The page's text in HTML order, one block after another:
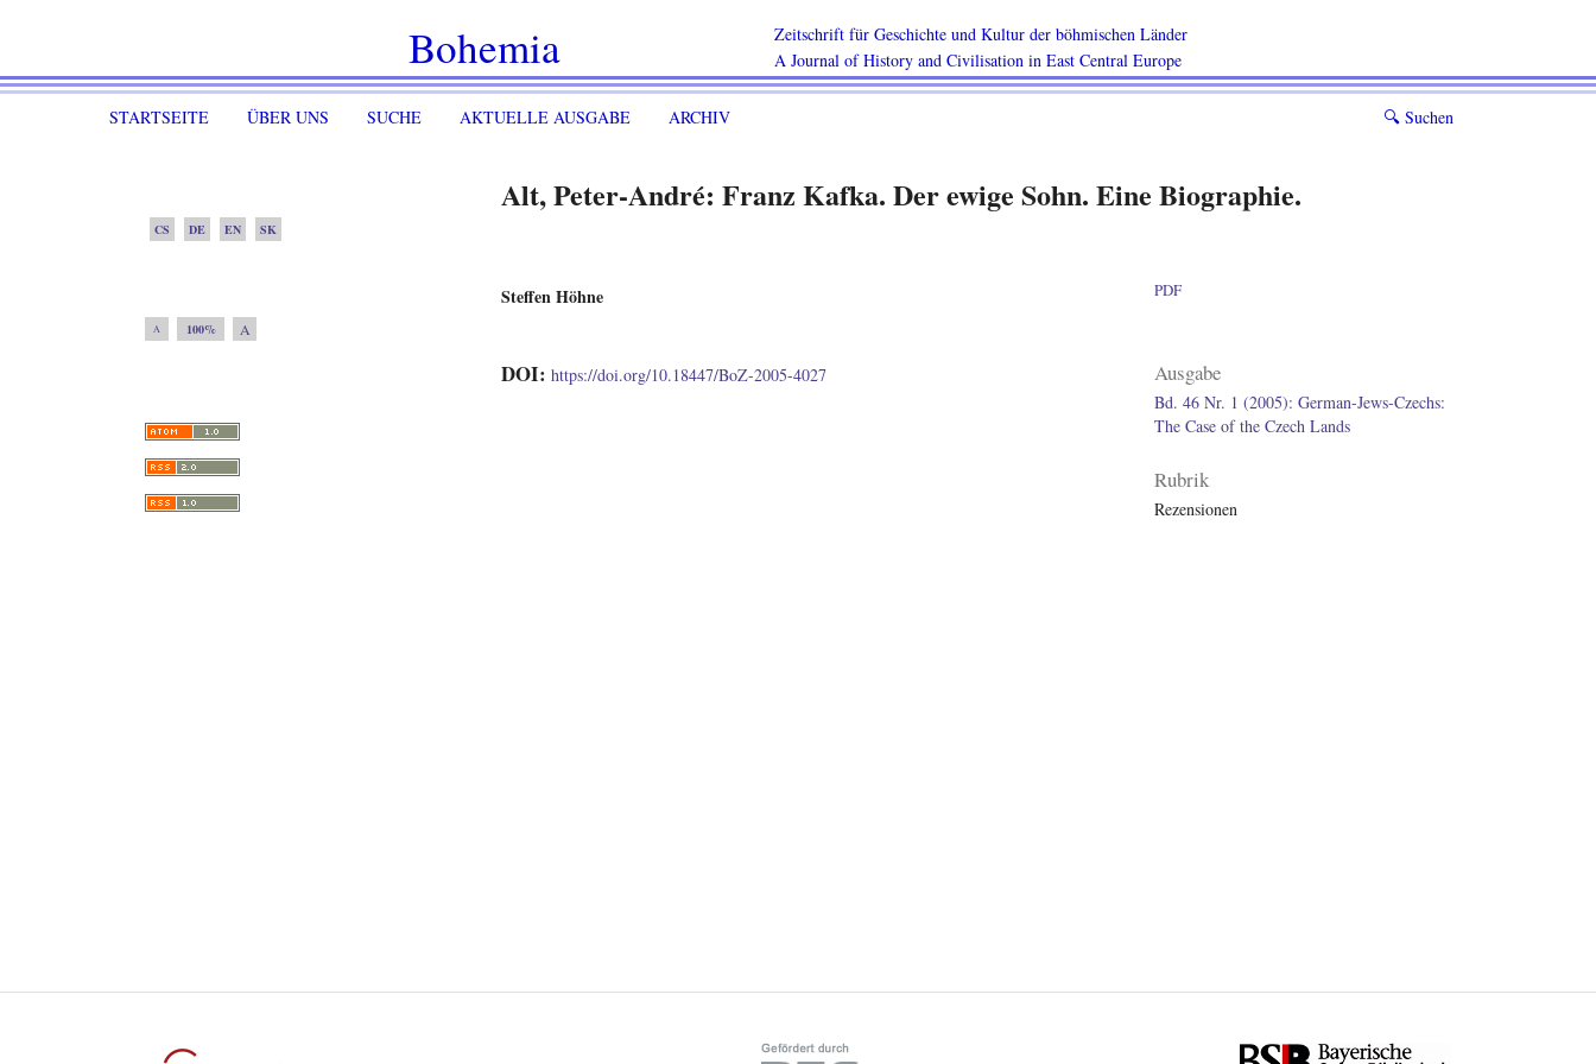
Bohemia
Zeitschrift für Geschichte und Kultur der böhmischen Länder
A Journal of History and Civilisation in East Central Europe
STARTSEITE ÜBER UNS SUCHE AKTUELLE AUSGABE ARCHIV 🔍︎ Suchen
Alt, Peter-André: Franz Kafka. Der ewige Sohn. Eine Biographie.
Steffen Höhne
DOI: https://doi.org/10.18447/BoZ-2005-4027
PDF
Ausgabe
Bd. 46 Nr. 1 (2005): German-Jews-Czechs:
The Case of the Czech Lands
Rubrik
Rezensionen
CS DE EN SK
A 100% A